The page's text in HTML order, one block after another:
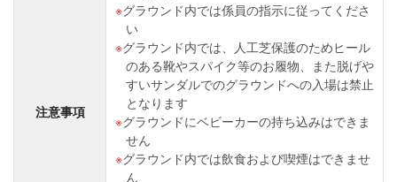
注意事項
グラウンド内では係員の指示に従ってくださ
い
グラウンド内では、人工芝保護のためヒール
のある靴やスパイク等のお履物、また脱げや
すいサンダルでのグラウンドへの入場は禁止
となります
グラウンドにベビーカーの持ち込みはできま
せん
グラウンド内では飲食および喫煙はできませ
ん